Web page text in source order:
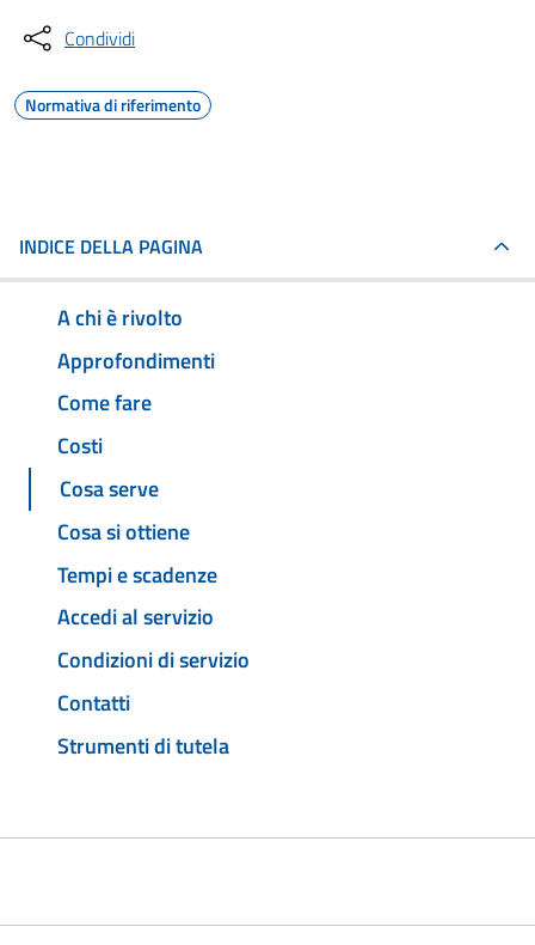
Condividi
Normativa di riferimento
INDICE DELLA PAGINA
A chi è rivolto
Approfondimenti
Come fare
Costi
Cosa serve
Cosa si ottiene
Tempi e scadenze
Accedi al servizio
Condizioni di servizio
Contatti
Strumenti di tutela